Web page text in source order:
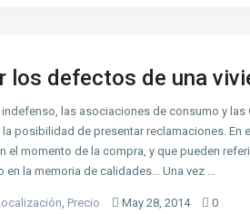
los defectos de una
las asociaciones de consumo y
posibilidad de presentar reclamaciones. En
el momento de la compra, y que pueden
la memoria de calidades… Una vez …
, Precio May 28, 2014 0